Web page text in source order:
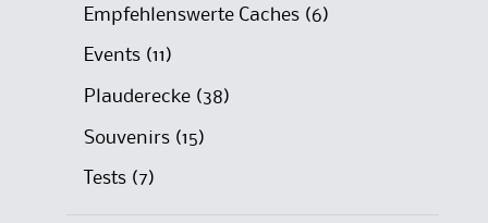
Empfehlenswerte Caches(6)
Events(11)
Plauderecke(38)
Souvenirs(15)
Tests(7)